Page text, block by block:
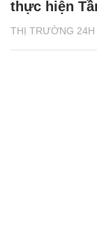
THỊ TRƯỜNG 24H
thực hiện